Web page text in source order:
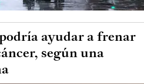
ayudar a frenar
según una